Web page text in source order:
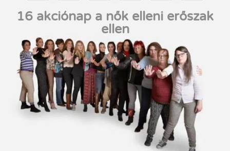
16 akciónap a nők elleni erőszak
ellen